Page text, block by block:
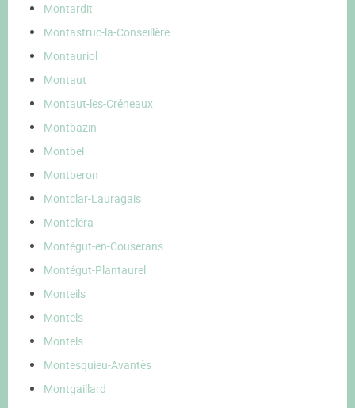
Montardit
Montastruc-la-Conseillère
Montauriol
Montaut
Montaut-les-Créneaux
Montbazin
Montbel
Montberon
Montclar-Lauragais
Montcléra
Montégut-en-Couserans
Montégut-Plantaurel
Monteils
Montels
Montels
Montesquieu-Avantès
Montgaillard